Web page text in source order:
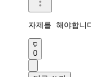
자제를 해야합니
0